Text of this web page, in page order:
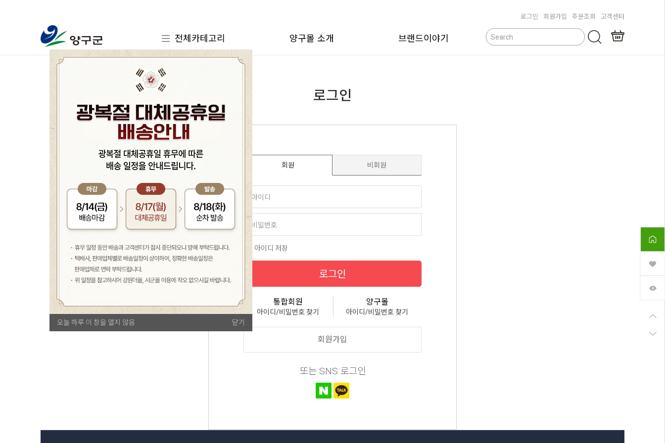
오늘 하루 이 창을 열지 않음 닫기
로그인 회원가입 주문조회 고객센터
전체카테고리 양구몰 소개 브랜드이야기
로그인
회원 비회원
아이디 저장
로그인
통합회원
아이디/비밀번호 찾기
양구몰
아이디/비밀번호 찾기
회원가입
또는 SNS 로그인